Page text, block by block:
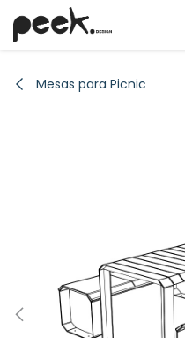
Ir al contenido
Mesas para Picnic